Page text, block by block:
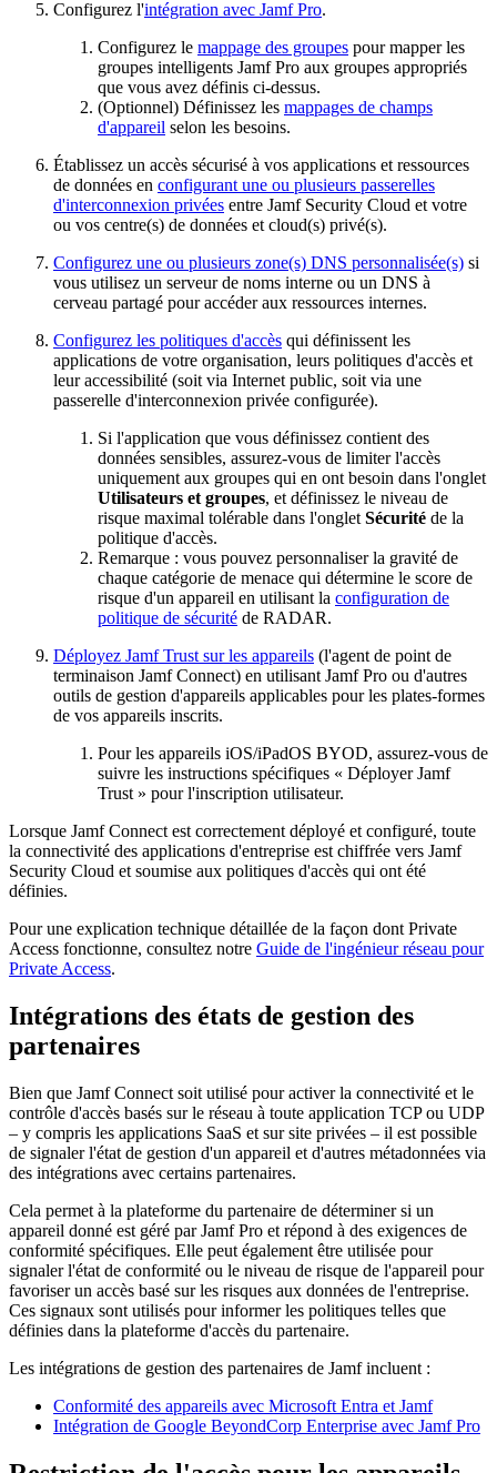
Configurez l'intégration avec Jamf Pro.
Configurez le mappage des groupes pour mapper les
groupes intelligents Jamf Pro aux groupes appropriés
que vous avez définis ci-dessus.
(Optionnel) Définissez les mappages de champs
d'appareil selon les besoins.
Établissez un accès sécurisé à vos applications et ressources
de données en configurant une ou plusieurs passerelles
d'interconnexion privées entre Jamf Security Cloud et votre
ou vos centre(s) de données et cloud(s) privé(s).
Configurez une ou plusieurs zone(s) DNS personnalisée(s) si
vous utilisez un serveur de noms interne ou un DNS à
cerveau partagé pour accéder aux ressources internes.
Configurez les politiques d'accès qui définissent les
applications de votre organisation, leurs politiques d'accès et
leur accessibilité (soit via Internet public, soit via une
passerelle d'interconnexion privée configurée).
Si l'application que vous définissez contient des
données sensibles, assurez-vous de limiter l'accès
uniquement aux groupes qui en ont besoin dans l'onglet
Utilisateurs et groupes, et définissez le niveau de
risque maximal tolérable dans l'ongletSécurité de la
politique d'accès.
Remarque : vous pouvez personnaliser la gravité de
chaque catégorie de menace qui détermine le score de
risque d'un appareil en utilisant la configuration de
politique de sécurité de RADAR.
Déployez Jamf Trust sur les appareils (l'agent de point de
terminaison Jamf Connect) en utilisant Jamf Pro ou d'autres
outils de gestion d'appareils applicables pour les plates-formes
de vos appareils inscrits.
Pour les appareils iOS/iPadOS BYOD, assurez-vous de
suivre les instructions spécifiques « Déployer Jamf
Trust » pour l'inscription utilisateur.
Lorsque Jamf Connect est correctement déployé et configuré, toute
la connectivité des applications d'entreprise est chiffrée vers Jamf
Security Cloud et soumise aux politiques d'accès qui ont été
définies.
Pour une explication technique détaillée de la façon dont Private
Access fonctionne, consultez notre Guide de l'ingénieur réseau pour
Private Access.
Intégrations des états de gestion des
partenaires
Bien que Jamf Connect soit utilisé pour activer la connectivité et le
contrôle d'accès basés sur le réseau à toute application TCP ou UDP
– y compris les applications SaaS et sur site privées – il est possible
de signaler l'état de gestion d'un appareil et d'autres métadonnées via
des intégrations avec certains partenaires.
Cela permet à la plateforme du partenaire de déterminer si un
appareil donné est géré par Jamf Pro et répond à des exigences de
conformité spécifiques. Elle peut également être utilisée pour
signaler l'état de conformité ou le niveau de risque de l'appareil pour
favoriser un accès basé sur les risques aux données de l'entreprise.
Ces signaux sont utilisés pour informer les politiques telles que
définies dans la plateforme d'accès du partenaire.
Les intégrations de gestion des partenaires de Jamf incluent :
Conformité des appareils avec Microsoft Entra et Jamf
Intégration de Google BeyondCorp Enterprise avec Jamf Pro